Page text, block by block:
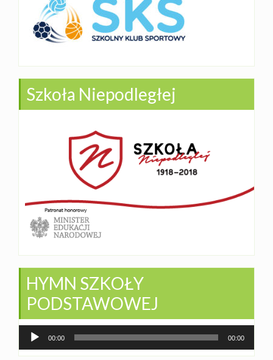
Szkoła Niepodległej
HYMN SZKOŁY
PODSTAWOWEJ
Odtwarzacz
00:00 00:00